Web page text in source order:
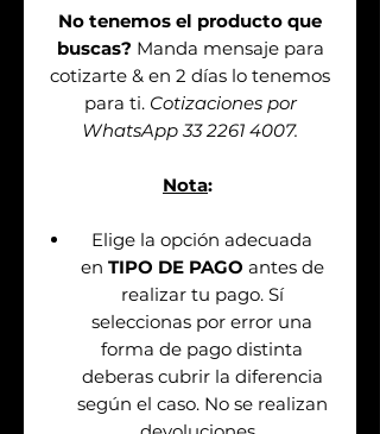
No tenemos el producto que
buscas? Manda mensaje para
cotizarte & en 2 días lo tenemos
para ti. Cotizaciones por
WhatsApp 33 2261 4007.
Nota:
Elige la opción adecuada
en TIPO DE PAGO antes de
realizar tu pago. Sí
seleccionas por error una
forma de pago distinta
deberas cubrir la diferencia
según el caso. No se realizan